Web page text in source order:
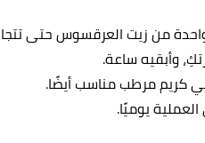
من زيت العرقسوس حتى
وأبقيه ساعة.
كريم مرطب مناسب أيضًا.
يوميًا.